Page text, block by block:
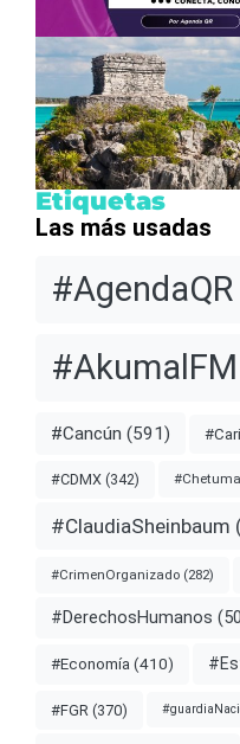
Etiquetas
Las más usadas
#AgendaQR
#AkumalFM
#Cancún (591)
#CDMX (342)
#ClaudiaSheinbaum
#CrimenOrganizado (282)
#DerechosHumanos
#Economía (410)
#FGR (370)